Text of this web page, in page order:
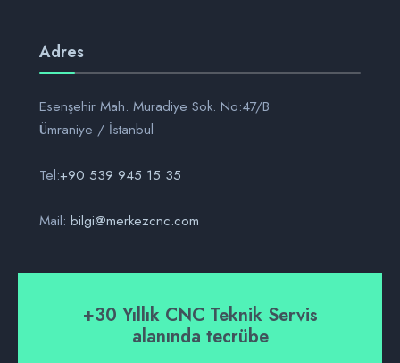
Adres
Esenşehir Mah. Muradiye Sok. No:47/B
Ümraniye / İstanbul
Tel:+90 539 945 15 35
Mail: bilgi@merkezcnc.com
+30 Yıllık CNC Teknik Servis
alanında tecrübe